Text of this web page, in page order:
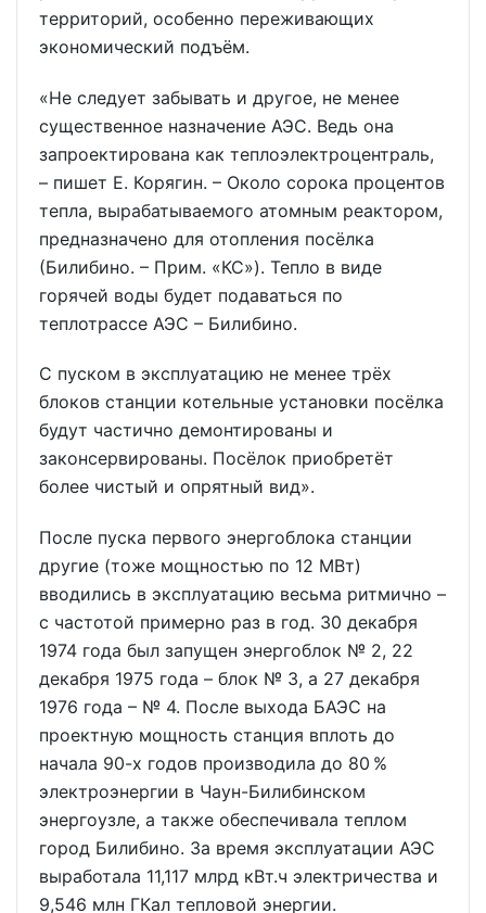
территорий, особенно переживающих
экономический подъём.
«Не следует забывать и другое, не менее
существенное назначение АЭС. Ведь она
запроектирована как теплоэлектроцентраль,
– пишет Е. Корягин. – Около сорока процентов
тепла, вырабатываемого атомным реактором,
предназначено для отопления посёлка
(Билибино. – Прим. «КС»). Тепло в виде
горячей воды будет подаваться по
теплотрассе АЭС – Билибино.
С пуском в эксплуатацию не менее трёх
блоков станции котельные установки посёлка
будут частично демонтированы и
законсервированы. Посёлок приобретёт
более чистый и опрятный вид».
После пуска первого энергоблока станции
другие (тоже мощностью по 12 МВт)
вводились в эксплуатацию весьма ритмично –
с частотой примерно раз в год. 30 декабря
1974 года был запущен энергоблок № 2, 22
декабря 1975 года – блок № 3, а 27 декабря
1976 года – № 4. После выхода БАЭС на
проектную мощность станция вплоть до
начала 90-х годов производила до 80 %
электроэнергии в Чаун-Билибинском
энергоузле, а также обеспечивала теплом
город Билибино. За время эксплуатации АЭС
выработала 11,117 млрд кВт.ч электричества и
9,546 млн ГКал тепловой энергии.